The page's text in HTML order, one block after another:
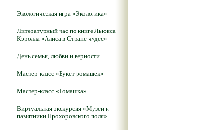
Экологическая игра «Экологика»
Литературный час по книге Льюиса
Кэролла «Алиса в Стране чудес»
День семьи, любви и верности
Мастер-класс «Букет ромашек»
Мастер-класс «Ромашка»
Виртуальная экскурсия «Музеи и
памятники Прохоровского поля»